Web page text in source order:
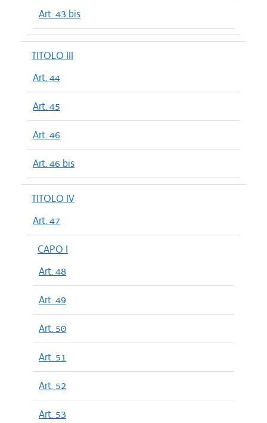
Art. 43 bis
TITOLO III
Art. 44
Art. 45
Art. 46
Art. 46 bis
TITOLO IV
Art. 47
CAPO I
Art. 48
Art. 49
Art. 50
Art. 51
Art. 52
Art. 53